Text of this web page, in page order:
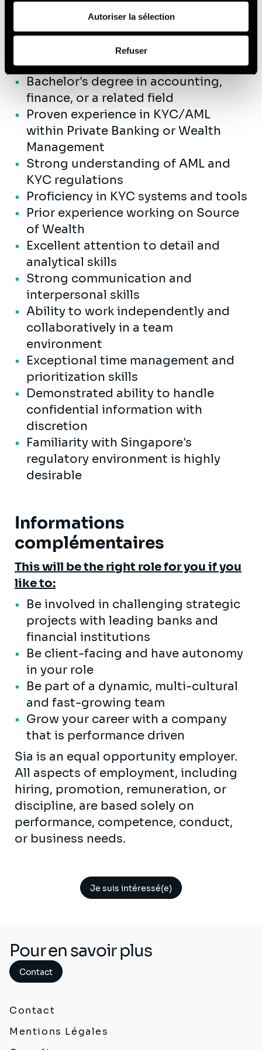
de leurs services (cookies tiers).
vous pouvez nous contacter et comment nous traitons
Politique de protection des données à caractère
personnel.
Autoriser la sélection
Refuser
changes and industry best practices
Compétences
Bachelor's degree in accounting,
finance, or a related field
Proven experience in KYC/AML
within Private Banking or Wealth
Management
Strong understanding of AML and
KYC regulations
Proficiency in KYC systems and tools
Prior experience working on Source
of Wealth
Excellent attention to detail and
analytical skills
Strong communication and
interpersonal skills
Ability to work independently and
collaboratively in a team
environment
Exceptional time management and
prioritization skills
Demonstrated ability to handle
confidential information with
discretion
Familiarity with Singapore's
regulatory environment is highly
desirable
Informations
complémentaires
This will be the right role for you if you
like to:
Be involved in challenging strategic
projects with leading banks and
financial institutions
Be client-facing and have autonomy
in your role
Be part of a dynamic, multi-cultural
and fast-growing team
Grow your career with a company
that is performance driven
Sia is an equal opportunity employer.
All aspects of employment, including
hiring, promotion, remuneration, or
discipline, are based solely on
performance, competence, conduct,
or business needs.
Je suis intéressé(e)
Pour en savoir plus
Contact
Contact
Mentions Légales